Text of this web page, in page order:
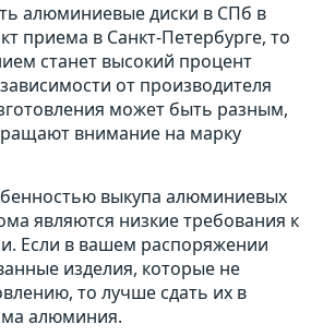
алюминиевые диски в СПб в
приема в Санкт-Петербурге, то
станет высокий процент
от производителя
может быть разным,
внимание на марку
выкупа алюминиевых
являются низкие требования к
Если в вашем распоряжении
изделия, которые не
то лучше сдать их в
алюминия.